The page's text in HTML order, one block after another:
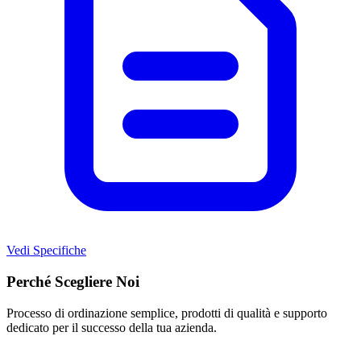
Vedi Specifiche
Perché Scegliere Noi
Processo di ordinazione semplice, prodotti di qualità e supporto
dedicato per il successo della tua azienda.